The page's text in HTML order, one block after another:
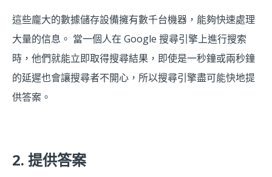
這些龐大的數據儲存設備擁有數千台機器，能夠快速處理
大量的信息。 當一個人在 Google 搜尋引擎上進行搜索
時，他們就能立即取得搜尋結果，即使是一秒鐘或兩秒鐘
的延遲也會讓搜尋者不開心，所以搜尋引擎盡可能快地提
供答案。
2. 提供答案